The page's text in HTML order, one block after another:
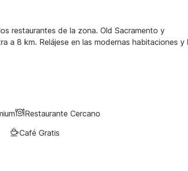
restaurantes de la zona. Old Sacramento y
a 8 km. Relájese en las modernas habitaciones y
Restaurante Cercano
Café Gratis